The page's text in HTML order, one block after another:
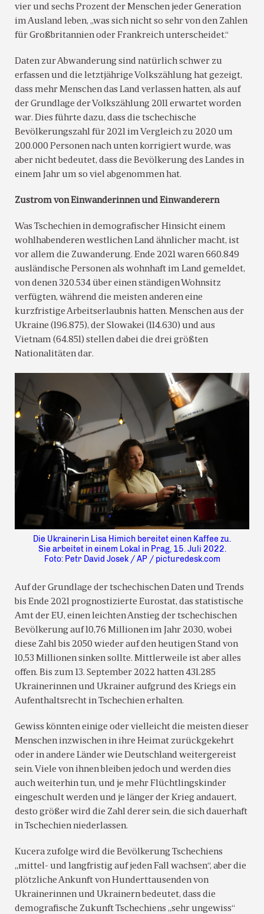
vier und sechs Prozent der Menschen jeder Generation
im Ausland leben, „was sich nicht so sehr von den Zahlen
für Großbritannien oder Frankreich unterscheidet.“
Daten zur Abwanderung sind natürlich schwer zu
erfassen und die letztjährige Volkszählung hat gezeigt,
dass mehr Menschen das Land verlassen hatten, als auf
der Grundlage der Volkszählung 2011 erwartet worden
war. Dies führte dazu, dass die tschechische
Bevölkerungszahl für 2021 im Vergleich zu 2020 um
200.000 Personen nach unten korrigiert wurde, was
aber nicht bedeutet, dass die Bevölkerung des Landes in
einem Jahr um so viel abgenommen hat.
Zustrom von Einwanderinnen und Einwanderern
Was Tschechien in demografischer Hinsicht einem
wohlhabenderen westlichen Land ähnlicher macht, ist
vor allem die Zuwanderung. Ende 2021 waren 660.849
ausländische Personen als wohnhaft im Land gemeldet,
von denen 320.534 über einen ständigen Wohnsitz
verfügten, während die meisten anderen eine
kurzfristige Arbeitserlaubnis hatten. Menschen aus der
Ukraine (196.875), der Slowakei (114.630) und aus
Vietnam (64.851) stellen dabei die drei größten
Nationalitäten dar.
Die Ukrainerin Lisa Himich bereitet einen Kaffee zu.
Sie arbeitet in einem Lokal in Prag, 15. Juli 2022.
Foto: Petr David Josek / AP / picturedesk.com
Auf der Grundlage der tschechischen Daten und Trends
bis Ende 2021 prognostizierte Eurostat, das statistische
Amt der EU, einen leichten Anstieg der tschechischen
Bevölkerung auf 10,76 Millionen im Jahr 2030, wobei
diese Zahl bis 2050 wieder auf den heutigen Stand von
10,53 Millionen sinken sollte. Mittlerweile ist aber alles
offen. Bis zum 13. September 2022 hatten 431.285
Ukrainerinnen und Ukrainer aufgrund des Kriegs ein
Aufenthaltsrecht in Tschechien erhalten.
Gewiss könnten einige oder vielleicht die meisten dieser
Menschen inzwischen in ihre Heimat zurückgekehrt
oder in andere Länder wie Deutschland weitergereist
sein. Viele von ihnen bleiben jedoch und werden dies
auch weiterhin tun, und je mehr Flüchtlingskinder
eingeschult werden und je länger der Krieg andauert,
desto größer wird die Zahl derer sein, die sich dauerhaft
in Tschechien niederlassen.
Kucera zufolge wird die Bevölkerung Tschechiens
„mittel- und langfristig auf jeden Fall wachsen“, aber die
plötzliche Ankunft von Hunderttausenden von
Ukrainerinnen und Ukrainern bedeutet, dass die
demografische Zukunft Tschechiens „sehr ungewiss“